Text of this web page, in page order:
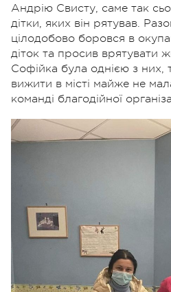
Андрію Свисту, саме так
дітки, яких він рятував.
цілодобово боровся в
діток та просив врятувати
Софійка була однією з
вижити в місті майже не
команді благодійної